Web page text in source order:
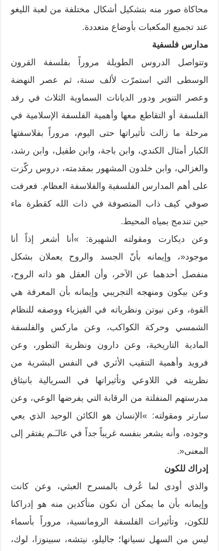
محاكاة صور منه بتشكيل أشكال مختلفة من لعبة الليغو
عند تجميع المكعبات بأوضاع متعددة.
مدارس فلسفية
وتتواصل الدروس الطويلة مروراً بفلسفة القرون
الوسطى التي استمرّت لألف سنة، ثم عصر النهضة
وعصر التنوير ودور الديانات السماوية الثلاث في رفد
الفلسفة أو التقاطع معها وأهمية الفلسفة الإسلامية في
مرحلة ما زالت تأثيراتها حتى اليوم، مروراً بفلاسفتها
الكبار أمثال الكندي، وابن باجة، وابن طفيل، وابن رشد،
والغزالي، وابن خلدون المشهور بمقدمته، دروس ركّزت
على أهم المدارس الفلسفية والفلاسفة العظام. فعرفت
صوفي كيف ذاب المتصوفة في ذات الله كقطرة ماء
حين تندمج بمياه المحيط.
وعن ديكارت ومقولته الشهيرة: »أنا أشعر إذاً أنا
موجود«، وإيمانه بأنّ الجسد والروح يعملان بشكل
منفصل أحدهما عن الآخر، وأن العقل هو ذاته الروح،
وعن بيكون ومنهجه التجريبي وإيمانه بأن المعرفة هي
القوة، وعن نيوتن ونظرياته في الفيزياء ووصفه للنظام
الشمسي وحركة الكواكب، وعن ماركس والفلسفة
المادية التاريخية، وعن دارون ونظرية التطور، وعن
فرويد وأهمية التنقيب الأثري في النفس البشرية من
نظريته في اللاوعي وتأثيراتها في السريالية بانبثاق
مدرستهم المنفلتة من الرقابة التي يفرضها الوعي، وعن
سارتر ومقولته: »الإنسان هو الكائن الوحيد الذي يعي
وجوده، وأنه يشعر بنفسه غريباً جداً في عالـَـم يفتقر إلى
المعنى«.
إدراك للكون
والذي أودى لما عُرف بالمسرح العبثي، وعن كانت
وإيمانه بأن ما يمكن أن نكون متأكدين منه هو إدراكنا
للكون، وتأثيرات الفلسفة الرومانسية، مروراً بأسماء
ليس من السهل نسيانها؛ جاليلو، نيتشه، سبينوزا، لوك،